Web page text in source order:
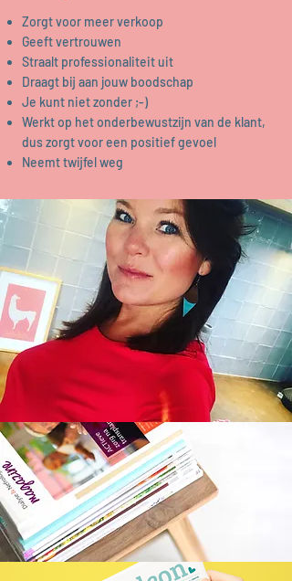
Zorgt voor meer verkoop
Geeft vertrouwen
Straalt professionaliteit uit
Draagt bij aan jouw boodschap
Je kunt niet zonder ;-)
Werkt op het onderbewustzijn van de klant,
dus zorgt voor een positief gevoel
Neemt twijfel weg